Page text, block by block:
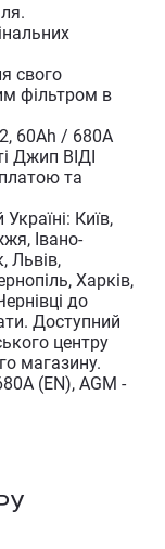
свого
фільтром в
60Ah / 680A
Джип ВІДІ
та
Київ,
Івано-
Львів,
Харків,
до
Доступний
центру
магазину.
(EN), AGM -